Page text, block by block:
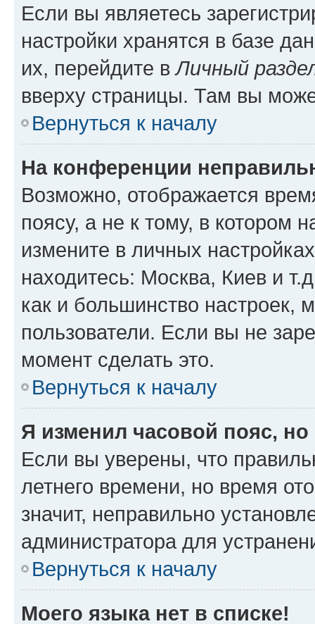
Если вы являетесь
настройки хранятся в базе
их, перейдите вЛичный
вверху страницы. Там вы
Вернуться к началу
На конференции
Возможно, отображается
поясу, а не к тому, в котором
измените в личных
находитесь: Москва, Киев и
как и большинство настроек,
пользователи. Если вы не
момент сделать это.
Вернуться к началу
Я изменил часовой пояс,
Если вы уверены, что
летнего времени, но время
значит, неправильно
администратора для
Вернуться к началу
Моего языка нет в списке!